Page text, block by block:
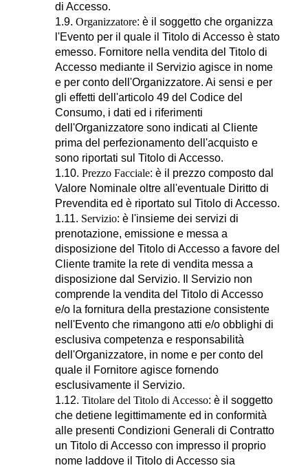
di Accesso.
1.9. Organizzatore: è il soggetto che organizza
l'Evento per il quale il Titolo di Accesso è stato
emesso. Fornitore nella vendita del Titolo di
Accesso mediante il Servizio agisce in nome
e per conto dell'Organizzatore. Ai sensi e per
gli effetti dell'articolo 49 del Codice del
Consumo, i dati ed i riferimenti
dell'Organizzatore sono indicati al Cliente
prima del perfezionamento dell'acquisto e
sono riportati sul Titolo di Accesso.
1.10. Prezzo Facciale: è il prezzo composto dal
Valore Nominale oltre all'eventuale Diritto di
Prevendita ed è riportato sul Titolo di Accesso.
1.11. Servizio: è l'insieme dei servizi di
prenotazione, emissione e messa a
disposizione del Titolo di Accesso a favore del
Cliente tramite la rete di vendita messa a
disposizione dal Servizio. Il Servizio non
comprende la vendita del Titolo di Accesso
e/o la fornitura della prestazione consistente
nell'Evento che rimangono atti e/o obblighi di
esclusiva competenza e responsabilità
dell'Organizzatore, in nome e per conto del
quale il Fornitore agisce fornendo
esclusivamente il Servizio.
1.12. Titolare del Titolo di Accesso: è il soggetto
che detiene legittimamente ed in conformità
alle presenti Condizioni Generali di Contratto
un Titolo di Accesso con impresso il proprio
nome laddove il Titolo di Accesso sia